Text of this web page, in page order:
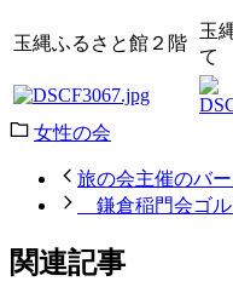
玉縄ふるさと館２階
玉
て
女性の会
旅の会主催のバ
鎌倉稲門会ゴル
関連記事